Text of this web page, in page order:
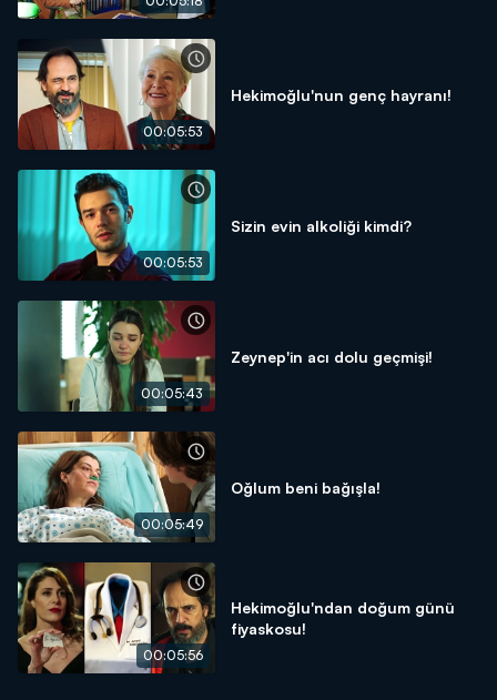
00:05:53
Hekimoğlu'nun genç hayranı!
00:05:53
Sizin evin alkoliği kimdi?
00:05:43
Zeynep'in acı dolu geçmişi!
00:05:49
Oğlum beni bağışla!
00:05:56
Hekimoğlu'ndan doğum günü
fiyaskosu!